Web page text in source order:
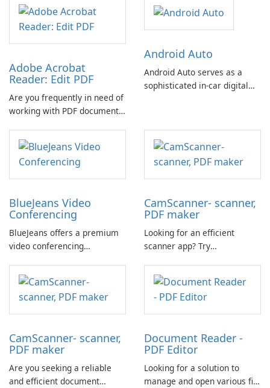
Adobe Acrobat
Reader: Edit PDF
Are you frequently in need of
working with PDF documents
further than the Adobe
Acrobat Reader mobile app.
Android Auto
Android Auto serves as a
sophisticated in-car digital
seamless connectivity and
media management.
BlueJeans Video
Conferencing
BlueJeans offers a premium
video conferencing
needs of the mobile
workforce. With a range of
impressive features, such as
Dolby Voice® audio,
productivity in meetings,
regardless of the …
CamScanner- scanner,
PDF maker
Looking for an efficient
scanner app? Try
an all-in-one scanner app that
turns your mobile device into
a powerful portable scanner
with automatic text
productivity and save time.
CamScanner- scanner,
PDF maker
Are you seeking a reliable
and efficient document
Document Reader -
PDF Editor
Looking for a solution to
manage and open various file